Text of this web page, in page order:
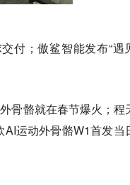
付；傲鲨智能发布“遇
骨骼就在春节爆火；程
运动外骨骼W1首发当